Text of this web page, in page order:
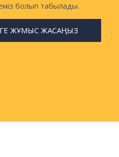
болып табылады.
ЖҰМЫС ЖАСАҢЫЗ